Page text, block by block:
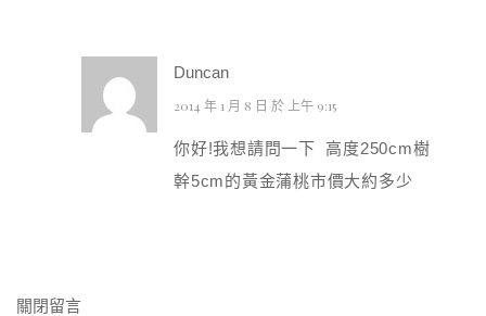
Duncan
2014 年 1 月 8 日 於 上午 9:15
你好!我想請問一下 高度250cm樹
幹5cm的黃金蒲桃市價大約多少
關閉留言